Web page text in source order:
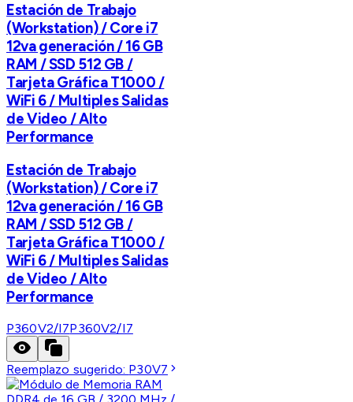
Estación de Trabajo
(Workstation) / Core i7
12va generación / 16 GB
RAM / SSD 512 GB /
Tarjeta Gráfica T1000 /
WiFi 6 / Multiples Salidas
de Video / Alto
Performance
Estación de Trabajo
(Workstation) / Core i7
12va generación / 16 GB
RAM / SSD 512 GB /
Tarjeta Gráfica T1000 /
WiFi 6 / Multiples Salidas
de Video / Alto
Performance
P360V2/I7P360V2/I7
Reemplazo sugerido: P30V7